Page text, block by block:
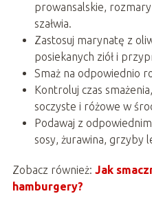
prowansalskie,
szałwia.
Zastosuj marynatę z
posiekanych ziół i
Smaż na odpowiednio
Kontroluj czas
soczyste i różowe w
Podawaj z
sosy, żurawina, grzyby
Zobacz również: Jak
hamburgery?